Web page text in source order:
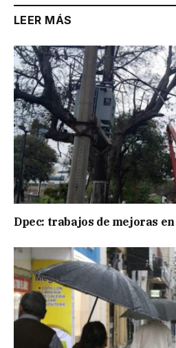
LEER MÁS
Dpec: trabajos de mejoras